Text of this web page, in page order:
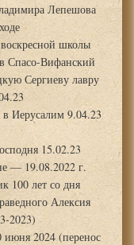
Лепешова
школы
Спасо-Вифанский
Сергиеву лавру
Иерусалим 9.04.23
15.02.23
— 19.08.2022 г.
100 лет со дня
Алексия
2023)
июня 2024 (перенос